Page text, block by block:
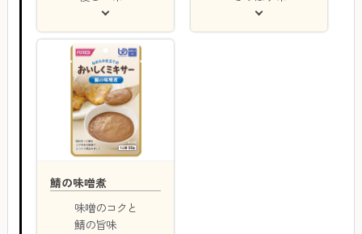
鯖の味噌煮
味噌のコクと
鯖の旨味